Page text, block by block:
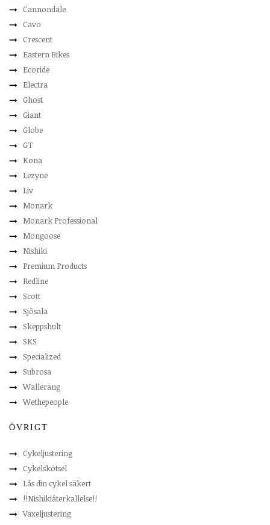
Cannondale
Cavo
Crescent
Eastern Bikes
Ecoride
Electra
Ghost
Giant
Globe
GT
Kona
Lezyne
Liv
Monark
Monark Professional
Mongoose
Nishiki
Premium Products
Redline
Scott
Sjösala
Skeppshult
SKS
Specialized
Subrosa
Walleräng
Wethepeople
ÖVRIGT
Cykeljustering
Cykelskötsel
Lås din cykel säkert
!!Nishikiåterkallelse!!
Växeljustering